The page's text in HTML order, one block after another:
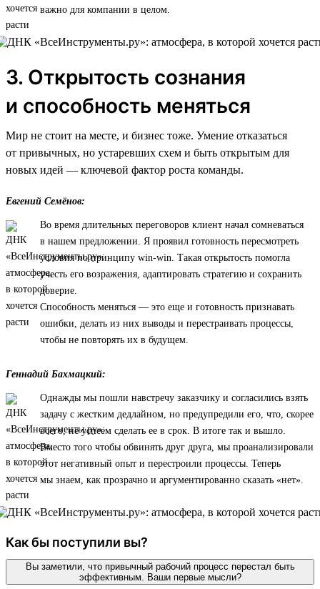
важно для компании в целом.
3. Открытость сознания
и способность меняться
Мир не стоит на месте, и бизнес тоже. Умение отказаться
от привычных, но устаревших схем и быть открытым для
новых идей — ключевой фактор роста команды.
Евгений Семёнов:
Во время длительных переговоров клиент начал сомневаться
в нашем предложении. Я проявил готовность пересмотреть
условия по принципу win-win. Такая открытость помогла
учесть его возражения, адаптировать стратегию и сохранить
доверие.
Способность меняться — это еще и готовность признавать
ошибки, делать из них выводы и перестраивать процессы,
чтобы не повторять их в будущем.
Геннадий Бахмацкий:
Однажды мы пошли навстречу заказчику и согласились взять
задачу с жестким дедлайном, но предупредили его, что, скорее
всего, не успеем сделать ее в срок. В итоге так и вышло.
Вместо того чтобы обвинять друг друга, мы проанализировали
этот негативный опыт и перестроили процессы. Теперь
мы знаем, как прозрачно и аргументированно сказать «нет».
Как бы поступили вы?
Вы заметили, что привычный рабочий процесс перестал быть
эффективным. Ваши первые мысли?